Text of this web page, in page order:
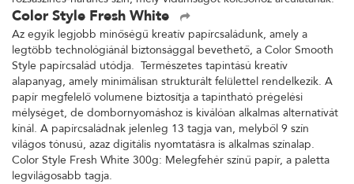
Color Style Fresh White
Az egyik legjobb minőségű kreatív papírcsaládunk, amely a
legtöbb technológiánál biztonsággal bevethető, a Color Smooth
Style papírcsalád utódja. Természetes tapintású kreatív
alapanyag, amely minimálisan strukturált felülettel rendelkezik. A
papír megfelelő volumene biztosítja a tapintható prégelési
mélységet, de dombornyomáshoz is kiválóan alkalmas alternatívát
kínál. A papírcsaládnak jelenleg 13 tagja van, melyből 9 szín
világos tónusú, azaz digitális nyomtatásra is alkalmas színalap.
Color Style Fresh White 300g: Melegfehér színű papír, a paletta
legvilágosabb tagja.